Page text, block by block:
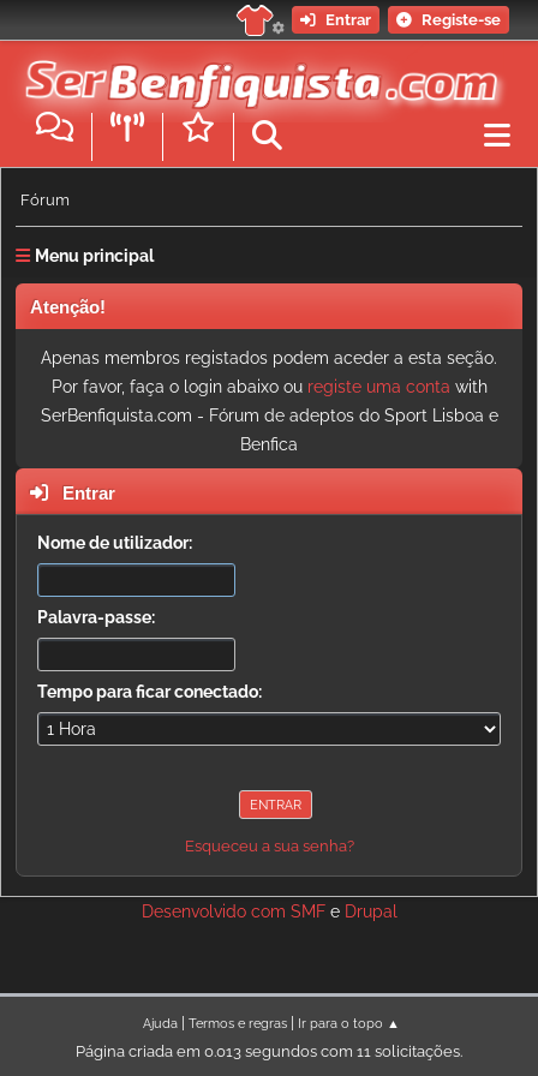
Entrar Registe-se
Fórum
Menu principal
Atenção!
Apenas membros registados podem aceder a esta seção.
Por favor, faça o login abaixo ou registe uma conta with
SerBenfiquista.com - Fórum de adeptos do Sport Lisboa e
Benfica
Entrar
Nome de utilizador:
Palavra-passe:
Tempo para ficar conectado:
Esqueceu a sua senha?
Desenvolvido com SMFe Drupal
Ajuda| Termos e regras| Ir para o topo ▲
Página criada em 0.013 segundos com 11 solicitações.